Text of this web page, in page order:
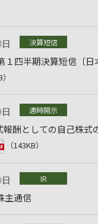
決算短信
１四半期決算短信〔
適時開示
報酬としての自己株式
（143KB）
IR
主通信